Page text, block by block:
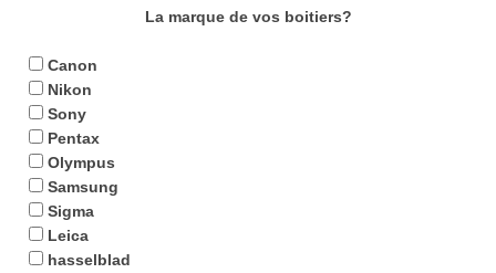
La marque de vos boitiers?
Canon
Nikon
Sony
Pentax
Olympus
Samsung
Sigma
Leica
hasselblad